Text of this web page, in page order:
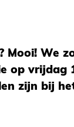
Mooi! We
op vrijdag
zijn bij